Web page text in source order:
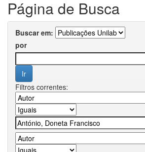
Página de Busca
Buscar em:
por
Filtros correntes: